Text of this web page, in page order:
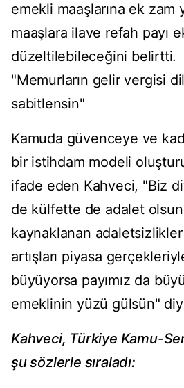
emekli maaşlarına ek zam
maaşlara ilave refah payı
düzeltilebileceğini belirtti.
"Memurların gelir vergisi
sabitlensin"
Kamuda güvenceye ve
bir istihdam modeli
ifade eden Kahveci, "Biz
de külfette de adalet
kaynaklanan
artışları piyasa
büyüyorsa payımız da
emeklinin yüzü gülsün"
Kahveci, Türkiye Kamu-
şu sözlerle sıraladı: